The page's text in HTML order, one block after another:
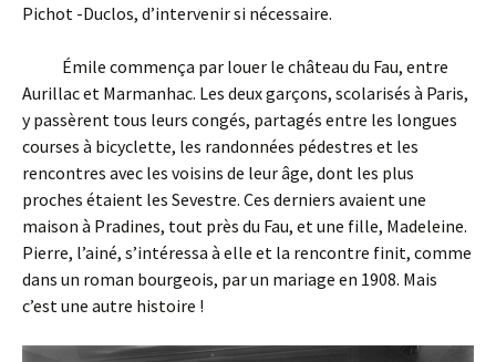
Pichot -Duclos, d’intervenir si nécessaire.
Émile commença par louer le château du Fau, entre
Aurillac et Marmanhac. Les deux garçons, scolarisés à Paris,
y passèrent tous leurs congés, partagés entre les longues
courses à bicyclette, les randonnées pédestres et les
rencontres avec les voisins de leur âge, dont les plus
proches étaient les Sevestre. Ces derniers avaient une
maison à Pradines, tout près du Fau, et une fille, Madeleine.
Pierre, l’ainé, s’intéressa à elle et la rencontre finit, comme
dans un roman bourgeois, par un mariage en 1908. Mais
c’est une autre histoire !